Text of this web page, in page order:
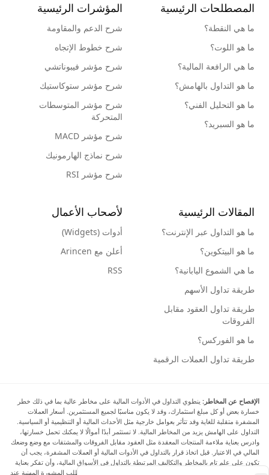
المصطلحات الرئيسية
ما هي النقطة؟
ما هو اللوت؟
ما هي الرافعة المالية؟
ما هو التداول بالهامش؟
ما هو التحليل الفني؟
ما هو السبريد؟
المؤشرات الرئيسية
شرح الدعم والمقاومة
شرح خطوط الإتجاه
شرح مؤشر فيبوناتشي
شرح مؤشر ستوكاستيك
شرح مؤشر المتوسطات
المتحركة
شرح مؤشر MACD
شرح نماذج الهارمونيك
شرح مؤشر RSI
المقالات الرئيسية
ما هو التداول عبر الإنترنت؟
ما هو البيتكوين؟
ما هي الشموع اليابانية؟
طريقة تداول الأسهم
طريقة تداول العقود مقابل
الفروقات
ما هو الفوركس؟
طريقة تداول العملات الرقمية
لأصحاب الأعمال
أدوات (Widgets)
أعلن مع Arincen
RSS
الإفصاح عن المخاطر: ينطوي التداول في الأدوات المالية على مخاطر عالية بما في ذلك خطر
خسارة بعض أو كل مبلغ استثمارك، وقد لا يكون مناسبًا لجميع المستثمرين. أسعار العملات
المشفرة متقلبة للغاية وقد تتأثر بعوامل خارجية مثل الأحداث المالية أو التنظيمية أو السياسية.
التداول على الهامش يزيد من المخاطر المالية. لا تستثمر أبدًا أموالًا لا يمكنك تحمل خسارتها،
وادرس بعناية ملاءمة المنتجات المعقدة مثل العقود مقابل الفروقات والمشتقات مع وضع وضعك
المالي في الاعتبار. قبل اتخاذ قرار بالتداول في الأدوات المالية أو العملات المشفرة، يجب أن
تكون على علم تام بالمخاطر والتكاليف المرتبطة بالتداول في الأسواق المالية، وأن تفكر بعناية
في أهدافك الاستثمارية ومستوى خبرتك ورغبتك في المخاطرة، وأن تطلب المشورة المهنية عند